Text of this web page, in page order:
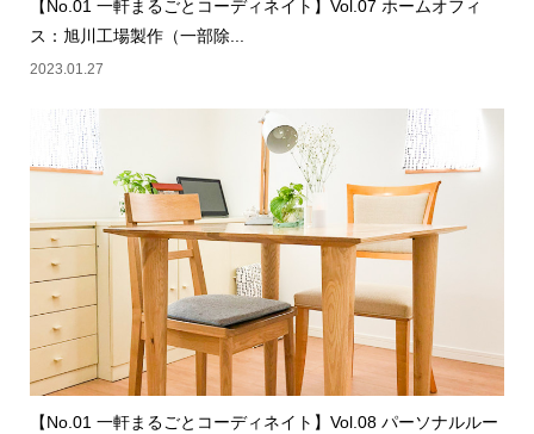
【No.01 一軒まるごとコーディネイト】Vol.07 ホームオフィ
ス：旭川工場製作（一部除...
2023.01.27
【No.01 一軒まるごとコーディネイト】Vol.08 パーソナルルー